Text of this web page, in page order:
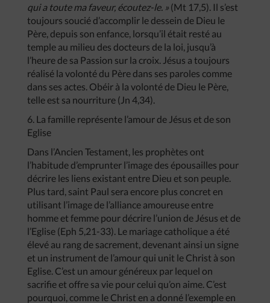
qui a toute ma faveur, écoutez-le. » (Mt 17,5). Il s’est
toujours soucié d’accomplir le dessein de Dieu le
Père, depuis son enfance, lorsqu’il était resté au
temple au milieu des docteurs de la loi, jusqu’à
l’heure de sa Passion sur la croix. Jésus a toujours
réalisé la volonté du Père dans ses paroles comme
dans ses actes. Obéir à la volonté de Dieu le Père,
telle est sa nourriture (Jn 4,34).
6. La famille représente l’amour de Jésus et de son
Eglise
Dans l’Ancien Testament, les prophètes ont
l’habitude d’emprunter l’image des épousailles pour
décrire les liens existant entre Dieu et son peuple.
Plus tard, saint Paul sera encore plus concret en
utilisant l’image de l’alliance amoureuse entre
homme et femme pour décrire l’union de Jésus et de
l’Eglise (Eph 5,21-33). Le mariage catholique a été
élevé au rang de sacrement, devenant ainsi un signe
et un instrument de l’amour qui unit le Christ à son
Eglise. C’est un amour généreux par lequel on
sacrifie et offre sa vie pour celui qu’on aime. C’est
pourquoi, comme le Christ en a donné l’exemple en